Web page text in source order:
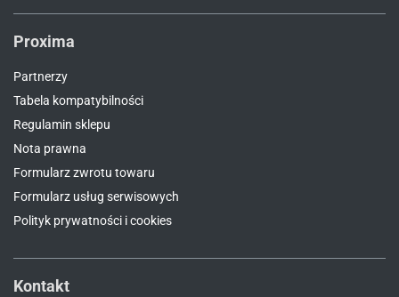
Proxima
Partnerzy
Tabela kompatybilności
Regulamin sklepu
Nota prawna
Formularz zwrotu towaru
Formularz usług serwisowych
Polityk prywatności i cookies
Kontakt